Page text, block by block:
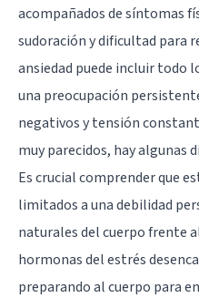
acompañados de síntomas
sudoración y dificultad para
ansiedad puede incluir todo
una preocupación
negativos y tensión
muy parecidos, hay algunas
Es crucial comprender que
limitados a una debilidad
naturales del cuerpo frente
hormonas del estrés
preparando al cuerpo para